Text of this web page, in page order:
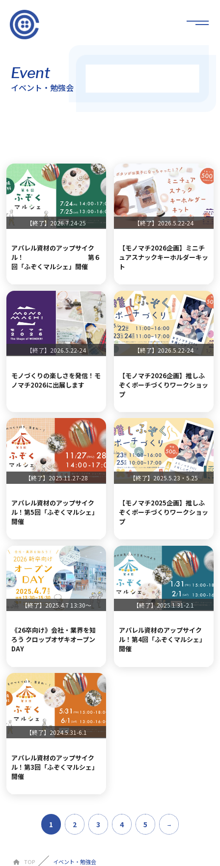
Event
イベント・勉強会
【終了】2026.7.24-25
アパレル資材のアップサイク
ル！ 第６
回「ふぞくマルシェ」開催
【終了】2026.5.22-24
【モノマチ2026企画】ミニチ
ュアスナックキーホルダーキッ
ト
【終了】2026.5.22-24
モノづくりの楽しさを発信！モ
ノマチ2026に出展します
【終了】2026.5.22-24
【モノマチ2026企画】推しふ
ぞくポーチづくりワークショッ
プ
【終了】2025.11.27-28
アパレル資材のアップサイク
ル！第5回「ふぞくマルシェ」
開催
【終了】2025.5.23・5.25
【モノマチ2025企画】推しふ
ぞくポーチづくりワークショッ
プ
【終了】2025.4.7 13:30～
《26卒向け》会社・業界を知
ろう クロップオザキオープン
DAY
【終了】2025.1.31-2.1
アパレル資材のアップサイク
ル！第4回「ふぞくマルシェ」
開催
【終了】2024.5.31-6.1
アパレル資材のアップサイク
ル！第3回「ふぞくマルシェ」
開催
1 2 3 4 5
TOP イベント・勉強会